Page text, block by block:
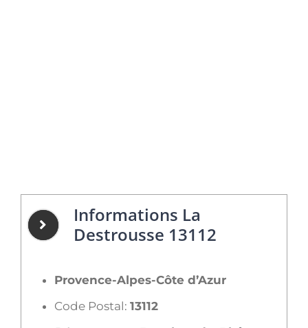
Informations La
Destrousse 13112
Provence-Alpes-Côte d’Azur
Code Postal: 13112